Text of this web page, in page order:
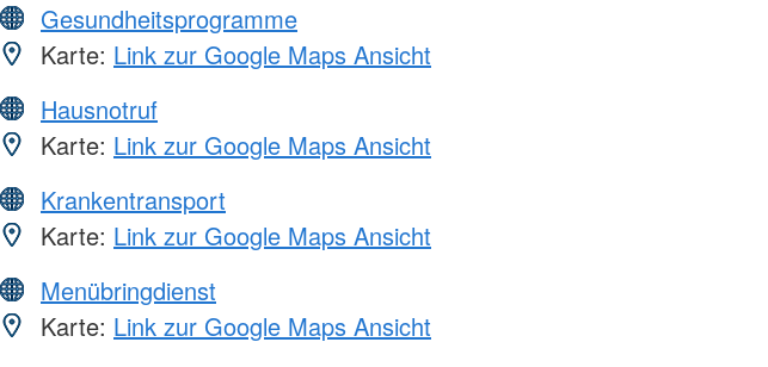
Gesundheitsprogramme
Karte: Link zur Google Maps Ansicht
Hausnotruf
Karte: Link zur Google Maps Ansicht
Krankentransport
Karte: Link zur Google Maps Ansicht
Menübringdienst
Karte: Link zur Google Maps Ansicht